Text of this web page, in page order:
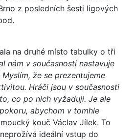
z posledních šesti ligových
na druhé místo tabulky o tři
nám v současnosti nastavuje
že se prezentujeme
Hráči jsou v současnosti
co po nich vyžaduji. Je ale
abychom v tomhle
kouč Václav Jílek. To
ideální vstup do